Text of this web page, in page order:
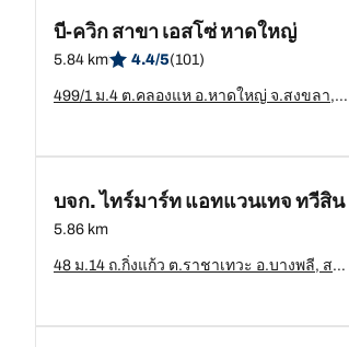
บี-ควิก สาขา เอสโซ่ หาดใหญ่
5.84 km 4.4/5(101)
499/1 ม.4 ต.คลองแห อ.หาดใหญ่ จ.สงขลา, สงขลา - 90110
บจก. ไทร์มาร์ท แอทแวนเทจ ทวีสิน
5.86 km
48 ม.14 ถ.กิ่งแก้ว ต.ราชาเทวะ อ.บางพลี, สมุทรปราการ, 10540, อ.บางพลี, สมุทรปราการ - 10540